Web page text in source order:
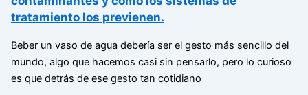
tratamiento los previenen.
Beber un vaso de agua debería ser el gesto más sencillo del
mundo, algo que hacemos casi sin pensarlo, pero lo curioso
es que detrás de ese gesto tan cotidiano